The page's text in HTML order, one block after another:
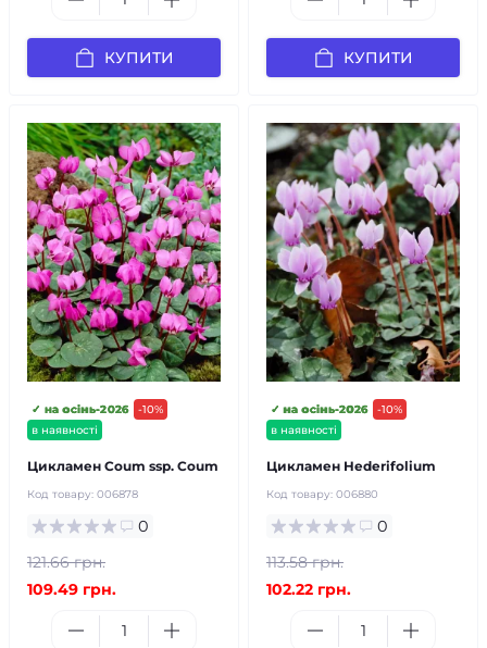
КУПИТИ КУПИТИ
-10%
в наявності
✓ на осінь-2026
Цикламен Сoum ssp. Сoum
Код товару: 006878
0
121.66 грн.
109.49 грн.
-10%
в наявності
✓ на осінь-2026
Цикламен Hederifolium
Код товару: 006880
0
113.58 грн.
102.22 грн.